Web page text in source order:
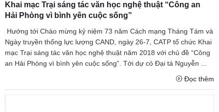
Khai mạc Trại sáng tác văn học nghệ thuật “Công an
Hải Phòng vì bình yên cuộc sống”
Hướng tới Chào mừng kỷ niệm 73 năm Cách mạng Tháng Tám và
Ngày truyền thống lực lượng CAND, ngày 26-7, CATP tổ chức Khai
mạc Trại sáng tác văn học nghệ thuật năm 2018 với chủ đề “Công
an Hải Phòng vì bình yên cuộc sống”. Tới dự có Đại tá Nguyễn ...
Đọc thêm